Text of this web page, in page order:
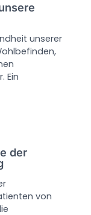
unserer
Ein
der
von